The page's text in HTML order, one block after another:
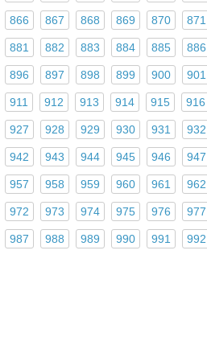
866 867 868 869 870 871
881 882 883 884 885 886
896 897 898 899 900 901
911 912 913 914 915 916
927 928 929 930 931 932
942 943 944 945 946 947
957 958 959 960 961 962
972 973 974 975 976 977
987 988 989 990 991 992